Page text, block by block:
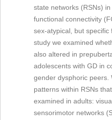
state networks (RSNs)
functional connectivity
sex-atypical, but
study we examined
also altered in
adolescents with GD in
gender dysphoric peers.
patterns within RSNs
examined in adults:
sensorimotor networks